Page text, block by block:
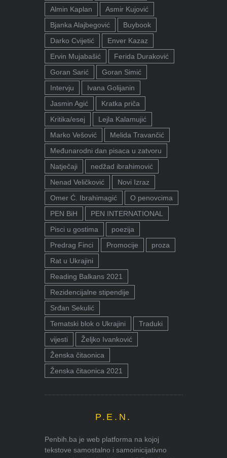
Almin Kaplan
Asmir Kujović
Bjanka Alajbegović
Buybook
Darko Cvijetić
Enver Kazaz
Ervin Mujabašić
Ferida Duraković
Goran Sarić
Goran Simić
Intervju
Ivana Golijanin
Jasmin Agić
Kratka priča
Kritika/esej
Lejla Kalamujić
Marko Vešović
Melida Travančić
Međunarodni dan pisaca u zatvoru
Natječaji
nedžad ibrahimović
Nenad Veličković
Novi Izraz
Omer Ć. Ibrahimagić
O penovcima
PEN BiH
PEN INTERNATIONAL
Pisci u gostima
poezija
Predrag Finci
Promocije
proza
Rat u Ukrajini
Reading Balkans 2021
Rezidencijalne stipendije
Srđan Sekulić
Tematski blok o Ukrajini
Traduki
vijesti
Željko Ivanković
Ženska čitaonica
Ženska čitaonica 2021
P.E.N.
Penbih.ba je web platforma na kojoj
tekstove samostalno i samoinicijativno